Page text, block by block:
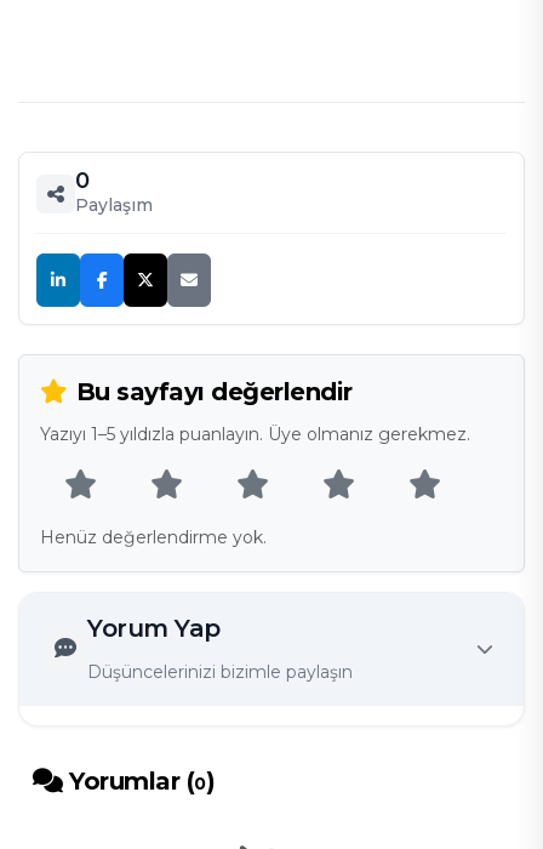
0
Paylaşım
Bu sayfayı değerlendir
Yazıyı 1–5 yıldızla puanlayın. Üye olmanız gerekmez.
Henüz değerlendirme yok.
Yorum Yap
Düşüncelerinizi bizimle paylaşın
Yorumlar (0)